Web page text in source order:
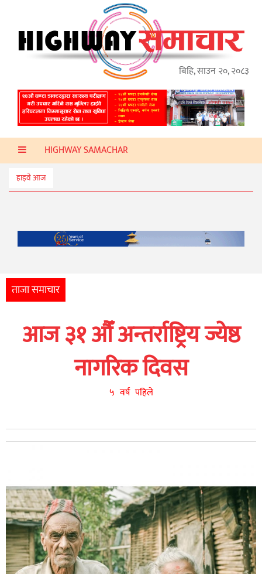
बिहि, साउन २०, २०८३
गृहपृष्ठ
ताजा
समाचार
प्रदेश
प्रविधि
स्वास्थ्य
मनोरञ्जन
आर्थिक
नेपाली
युनिकोड
HIGHWAY SAMACHAR
हाइवे आज
ताजा समाचार
आज ३१ औँ अन्तर्राष्ट्रिय ज्येष्ठ
नागरिक दिवस
५ वर्ष पहिले